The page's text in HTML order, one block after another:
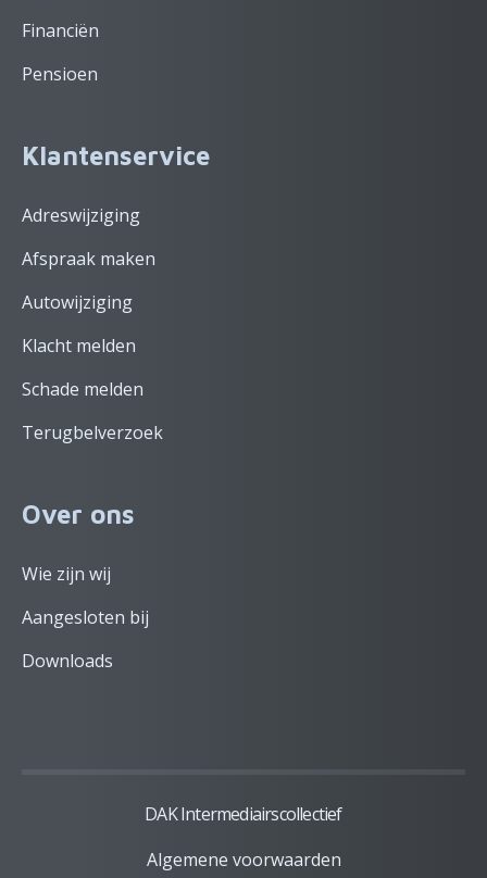
Financiën
Pensioen
Klantenservice
Adreswijziging
Afspraak maken
Autowijziging
Klacht melden
Schade melden
Terugbelverzoek
Over ons
Wie zijn wij
Aangesloten bij
Downloads
DAK Intermediairscollectief
Algemene voorwaarden